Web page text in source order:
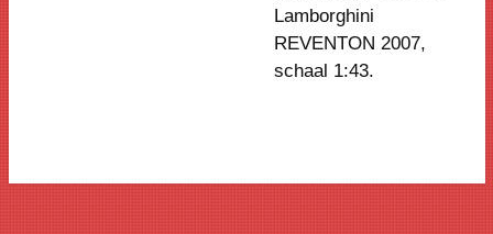
Lamborghini
REVENTON 2007,
schaal 1:43.